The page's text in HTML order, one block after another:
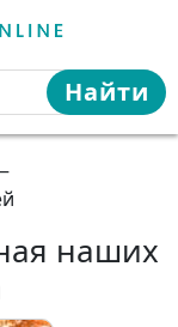
Найти
наших